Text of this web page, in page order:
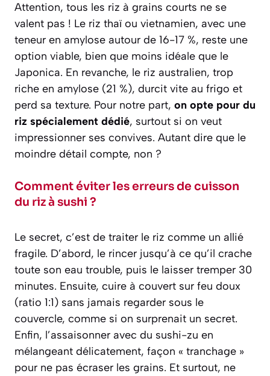
Attention, tous les riz à grains courts ne se
valent pas ! Le riz thaï ou vietnamien, avec une
teneur en amylose autour de 16-17 %, reste une
option viable, bien que moins idéale que le
Japonica. En revanche, le riz australien, trop
riche en amylose (21 %), durcit vite au frigo et
perd sa texture. Pour notre part, on opte pour du
riz spécialement dédié, surtout si on veut
impressionner ses convives. Autant dire que le
moindre détail compte, non ?
Comment éviter les erreurs de cuisson
du riz à sushi ?
Le secret, c’est de traiter le riz comme un allié
fragile. D’abord, le rincer jusqu’à ce qu’il crache
toute son eau trouble, puis le laisser tremper 30
minutes. Ensuite, cuire à couvert sur feu doux
(ratio 1:1) sans jamais regarder sous le
couvercle, comme si on surprenait un secret.
Enfin, l’assaisonner avec du sushi-zu en
mélangeant délicatement, façon « tranchage »
pour ne pas écraser les grains. Et surtout, ne